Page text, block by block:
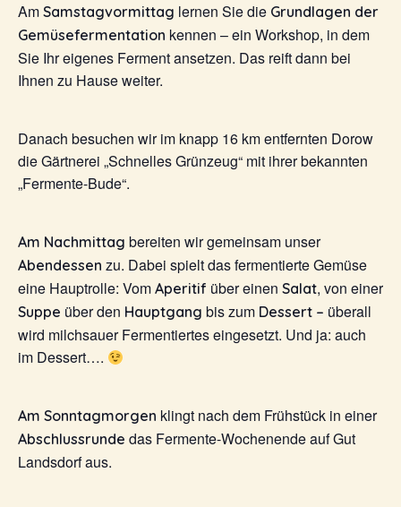
Am Samstagvormittag lernen Sie die Grundlagen der
Gemüsefermentation kennen – ein Workshop, in dem
Sie Ihr eigenes Ferment ansetzen. Das reift dann bei
Ihnen zu Hause weiter.
Danach besuchen wir im knapp 16 km entfernten Dorow
die Gärtnerei „Schnelles Grünzeug“ mit ihrer bekannten
„Fermente-Bude“.
Am Nachmittag bereiten wir gemeinsam unser
Abendessen zu. Dabei spielt das fermentierte Gemüse
eine Hauptrolle: Vom Aperitif über einen Salat, von einer
Suppe über den Hauptgang bis zum Dessert – überall
wird milchsauer Fermentiertes eingesetzt. Und ja: auch
im Dessert….
Am Sonntagmorgen klingt nach dem Frühstück in einer
Abschlussrunde das Fermente-Wochenende auf Gut
Landsdorf aus.